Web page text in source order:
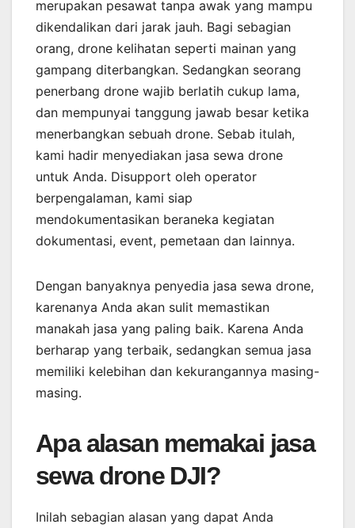
merupakan pesawat tanpa awak yang mampu
dikendalikan dari jarak jauh. Bagi sebagian
orang, drone kelihatan seperti mainan yang
gampang diterbangkan. Sedangkan seorang
penerbang drone wajib berlatih cukup lama,
dan mempunyai tanggung jawab besar ketika
menerbangkan sebuah drone. Sebab itulah,
kami hadir menyediakan jasa sewa drone
untuk Anda. Disupport oleh operator
berpengalaman, kami siap
mendokumentasikan beraneka kegiatan
dokumentasi, event, pemetaan dan lainnya.
Dengan banyaknya penyedia jasa sewa drone,
karenanya Anda akan sulit memastikan
manakah jasa yang paling baik. Karena Anda
berharap yang terbaik, sedangkan semua jasa
memiliki kelebihan dan kekurangannya masing-
masing.
Apa alasan memakai jasa
sewa drone DJI?
Inilah sebagian alasan yang dapat Anda